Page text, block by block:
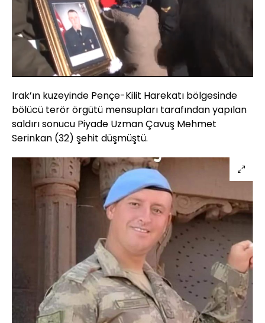
Sesi
Aç
Yüklendi :
20.81%
Hızı
Irak’ın kuzeyinde Pençe-Kilit Harekatı bölgesinde
bölücü terör örgütü mensupları tarafından yapılan
saldırı sonucu Piyade Uzman Çavuş Mehmet
Serinkan (32) şehit düşmüştü.